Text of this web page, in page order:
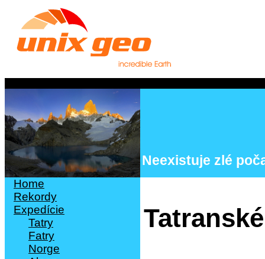
Neexistuje zlé